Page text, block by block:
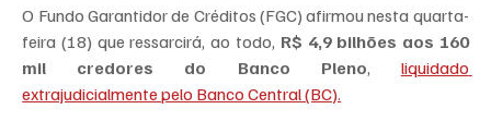
O Fundo Garantidor de Créditos (FGC) afirmou nesta quarta-
feira (18) que ressarcirá, ao todo, R$ 4,9 bilhões aos 160
mil credores do Banco Pleno, liquidado
extrajudicialmente pelo Banco Central (BC).